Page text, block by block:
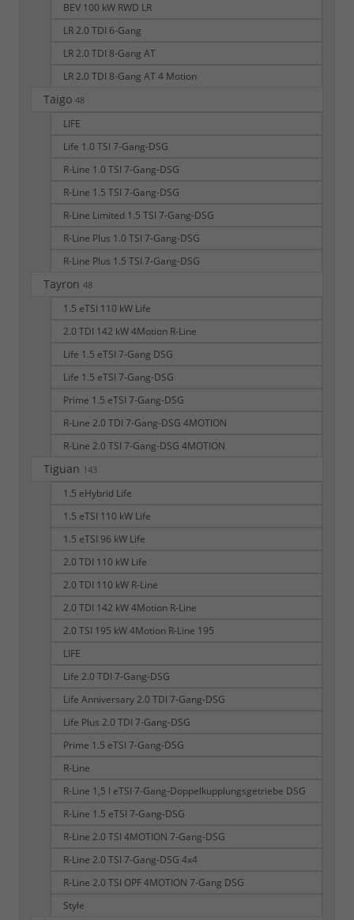
BEV 100 kW RWD LR
LR 2.0 TDI 6-Gang
LR 2.0 TDI 8-Gang AT
LR 2.0 TDI 8-Gang AT 4 Motion
Taigo 48
LIFE
Life 1.0 TSI 7-Gang-DSG
R-Line 1.0 TSI 7-Gang-DSG
R-Line 1.5 TSI 7-Gang-DSG
R-Line Limited 1.5 TSI 7-Gang-DSG
R-Line Plus 1.0 TSI 7-Gang-DSG
R-Line Plus 1.5 TSI 7-Gang-DSG
Tayron 48
1.5 eTSI 110 kW Life
2.0 TDI 142 kW 4Motion R-Line
Life 1.5 eTSI 7-Gang DSG
Life 1.5 eTSI 7-Gang-DSG
Prime 1.5 eTSI 7-Gang-DSG
R-Line 2.0 TDI 7-Gang-DSG 4MOTION
R-Line 2.0 TSI 7-Gang-DSG 4MOTION
Tiguan 143
1.5 eHybrid Life
1.5 eTSI 110 kW Life
1.5 eTSI 96 kW Life
2.0 TDI 110 kW Life
2.0 TDI 110 kW R-Line
2.0 TDI 142 kW 4Motion R-Line
2.0 TSI 195 kW 4Motion R-Line 195
LIFE
Life 2.0 TDI 7-Gang-DSG
Life Anniversary 2.0 TDI 7-Gang-DSG
Life Plus 2.0 TDI 7-Gang-DSG
Prime 1.5 eTSI 7-Gang-DSG
R-Line
R-Line 1,5 l eTSI 7-Gang-Doppelkupplungsgetriebe DSG
R-Line 1.5 eTSI 7-Gang-DSG
R-Line 2.0 TSI 4MOTION 7-Gang-DSG
R-Line 2.0 TSI 7-Gang-DSG 4x4
R-Line 2.0 TSI OPF 4MOTION 7-Gang DSG
Style